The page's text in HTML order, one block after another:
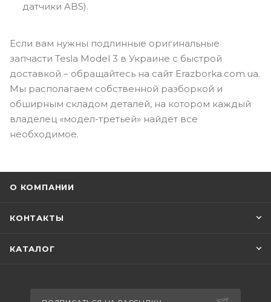
датчики ABS).
Если вам нужны подлинные оригинальные
запчасти Tesla Model 3 в Украине с быстрой
доставкой – обращайтесь на сайт Erazborka.com.ua.
Мы располагаем собственной разборкой и
обширным складом деталей, на котором каждый
владелец «модел-третьей» найдет все
необходимое.
О КОМПАНИИ
КОНТАКТЫ
КАТАЛОГ